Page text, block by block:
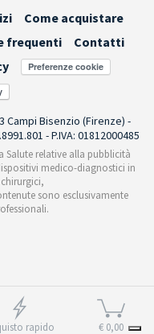
rapido € 0,00
Come acquistare
frequenti
Contatti
Preferenze cookie
Campi Bisenzio (Firenze) -
- P.IVA: 01812000485
Salute relative alla pubblicità
medico-diagnostici in
sono esclusivamente